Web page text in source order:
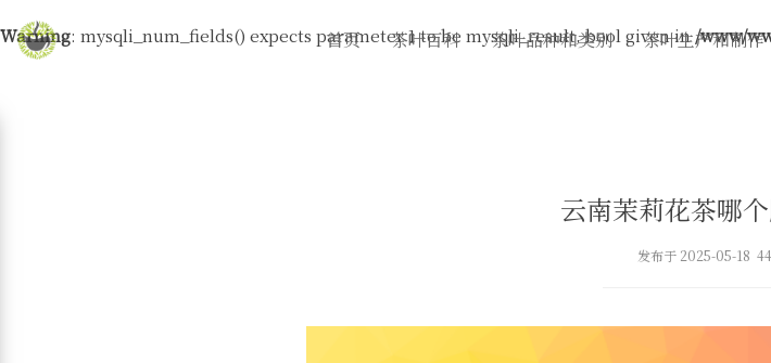
Warning: mysqli_num_fields() expects parameter 1 to be mysqli_result, bool given in/www/
首页 茶叶百科 茶叶品种和类别 茶叶生产和制作
云南茉莉花茶哪个
发布于 2025-05-18